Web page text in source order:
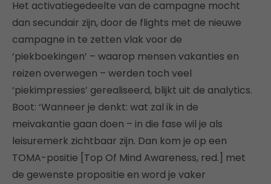
Het activatiegedeelte van de campagne mocht
dan secundair zijn, door de flights met de nieuwe
campagne in te zetten vlak voor de
‘piekboekingen’ – waarop mensen vakanties en
reizen overwegen – werden toch veel
‘piekimpressies’ gerealiseerd, blijkt uit de analytics.
Boot: ‘Wanneer je denkt: wat zal ik in de
meivakantie gaan doen – in die fase wil je als
leisuremerk zichtbaar zijn. Dan kom je op een
TOMA-positie [Top Of Mind Awareness, red.] met
de gewenste propositie en word je vaker